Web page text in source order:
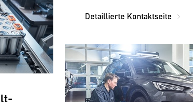
Detaillierte Kontaktseite